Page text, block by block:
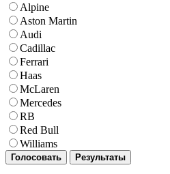
Alpine
Aston Martin
Audi
Cadillac
Ferrari
Haas
McLaren
Mercedes
RB
Red Bull
Williams
Голосовать Результаты